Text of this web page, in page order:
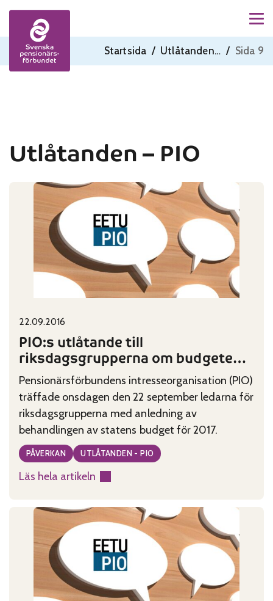
Startsida / Utlåtanden - PIO / Sida 9
Skip to content
Utlåtanden – PIO
Published on:
22.09.2016
PIO:s utlåtande till
riksdagsgrupperna om budgeten
för 2017
Pensionärsförbundens intresseorganisation (PIO)
träffade onsdagen den 22 september ledarna för
riksdagsgrupperna med anledning av
behandlingen av statens budget för 2017.
Categories:
PÅVERKAN UTLÅTANDEN - PIO
Läs hela artikeln
:
utlåtande
riksdagsgrupperna
budgeten